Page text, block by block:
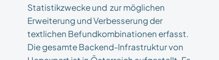
Statistikzwecke und zur möglichen
Erweiterung und Verbesserung der
textlichen Befundkombinationen erfasst.
Die gesamte Backend-Infrastruktur von